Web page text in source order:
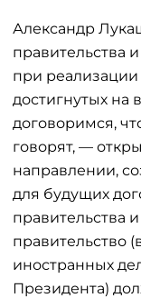
Александр
правительства
при реализации
достигнутых на
договоримся,
говорят, —
направлении,
для будущих
правительства
правительство
иностранных
Президента)